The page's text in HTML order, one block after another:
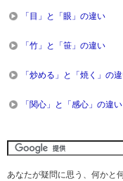
「目」と「眼」の違い
「竹」と「笹」の違い
「炒める」と「焼く」の
「関心」と「感心」の違い
あなたが疑問に思う、何かと